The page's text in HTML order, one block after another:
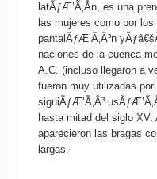
latÃƒÆ’Ã‚Â­n, es una
las mujeres como por
pantalÃƒÆ’Ã‚Â³n
naciones de la cuenca
A.C. (incluso llegaron a
fueron muy utilizadas
siguiÃƒÆ’Ã‚Â³
hasta mitad del siglo XV.
aparecieron las bragas
largas.